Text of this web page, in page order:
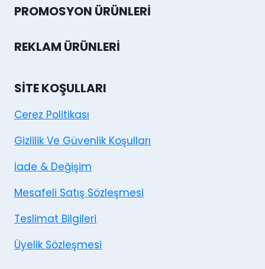
PROMOSYON ÜRÜNLERI
REKLAM ÜRÜNLERI
SITE KOŞULLARI
Cerez Politikası
Gizlilik Ve Güvenlik Koşulları
İade & Değişim
Mesafeli Satış Sözleşmesi
Teslimat Bilgileri
Üyelik Sözleşmesi